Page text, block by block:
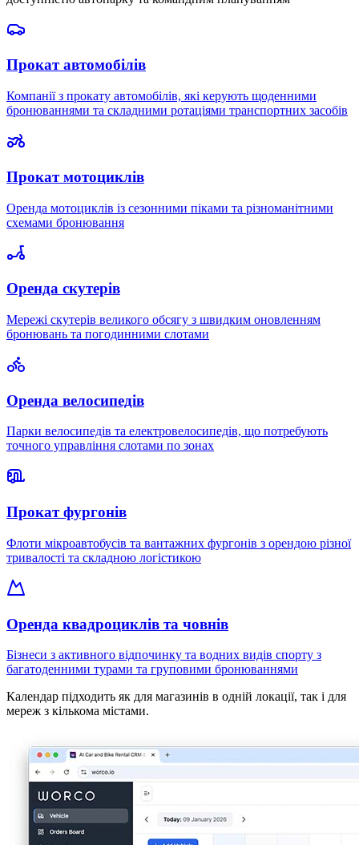
Прокат автомобілів
Компанії з прокату автомобілів, які керують щоденними
бронюваннями та складними ротаціями транспортних засобів
Прокат мотоциклів
Оренда мотоциклів із сезонними піками та різноманітними
схемами бронювання
Оренда скутерів
Мережі скутерів великого обсягу з швидким оновленням
бронювань та погодинними слотами
Оренда велосипедів
Парки велосипедів та електровелосипедів, що потребують
точного управління слотами по зонах
Прокат фургонів
Флоти мікроавтобусів та вантажних фургонів з орендою різної
тривалості та складною логістикою
Оренда квадроциклів та човнів
Бізнеси з активного відпочинку та водних видів спорту з
багатоденними турами та груповими бронюваннями
Календар підходить як для магазинів в одній локації, так і для
мереж з кількома містами.